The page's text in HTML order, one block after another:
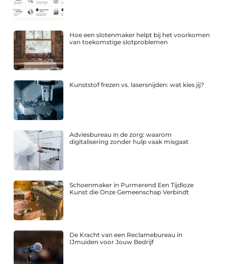
Hoe een slotenmaker helpt bij het voorkomen
van toekomstige slotproblemen
Kunststof frezen vs. lasersnijden: wat kies jij?
Adviesbureau in de zorg: waarom
digitalisering zonder hulp vaak misgaat
Schoenmaker in Purmerend Een Tijdloze
Kunst die Onze Gemeenschap Verbindt
De Kracht van een Reclamebureau in
IJmuiden voor Jouw Bedrijf